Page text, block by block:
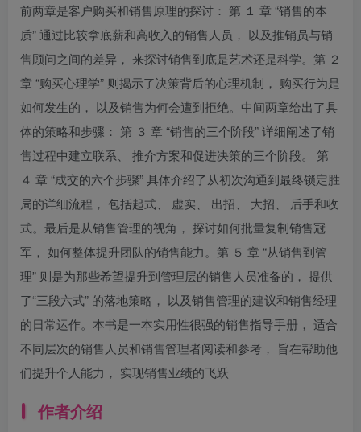
前两章是客户购买和销售原理的探讨： 第 １ 章 “销售的本
质” 通过比较拿底薪和高收入的销售人员， 以及推销员与销
售顾问之间的差异， 来探讨销售到底是艺术还是科学。第 ２
章 “购买心理学” 则揭示了决策背后的心理机制， 购买行为是
如何发生的， 以及销售为何会遭到拒绝。中间两章给出了具
体的策略和步骤： 第 ３ 章 “销售的三个阶段” 详细阐述了销
售过程中建立联系、 推介方案和促进决策的三个阶段。 第
４ 章 “成交的六个步骤” 具体介绍了从初次沟通到最终锁定胜
局的详细流程， 包括起式、 虚实、 出招、 大招、 后手和收
式。最后是从销售管理的视角， 探讨如何批量复制销售冠
军， 如何整体提升团队的销售能力。第 ５ 章 “从销售到管
理” 则是为那些希望提升到管理层的销售人员准备的， 提供
了“三段六式” 的落地策略， 以及销售管理的建议和销售经理
的日常运作。本书是一本实用性很强的销售指导手册， 适合
不同层次的销售人员和销售管理者阅读和参考， 旨在帮助他
们提升个人能力， 实现销售业绩的飞跃
作者介绍